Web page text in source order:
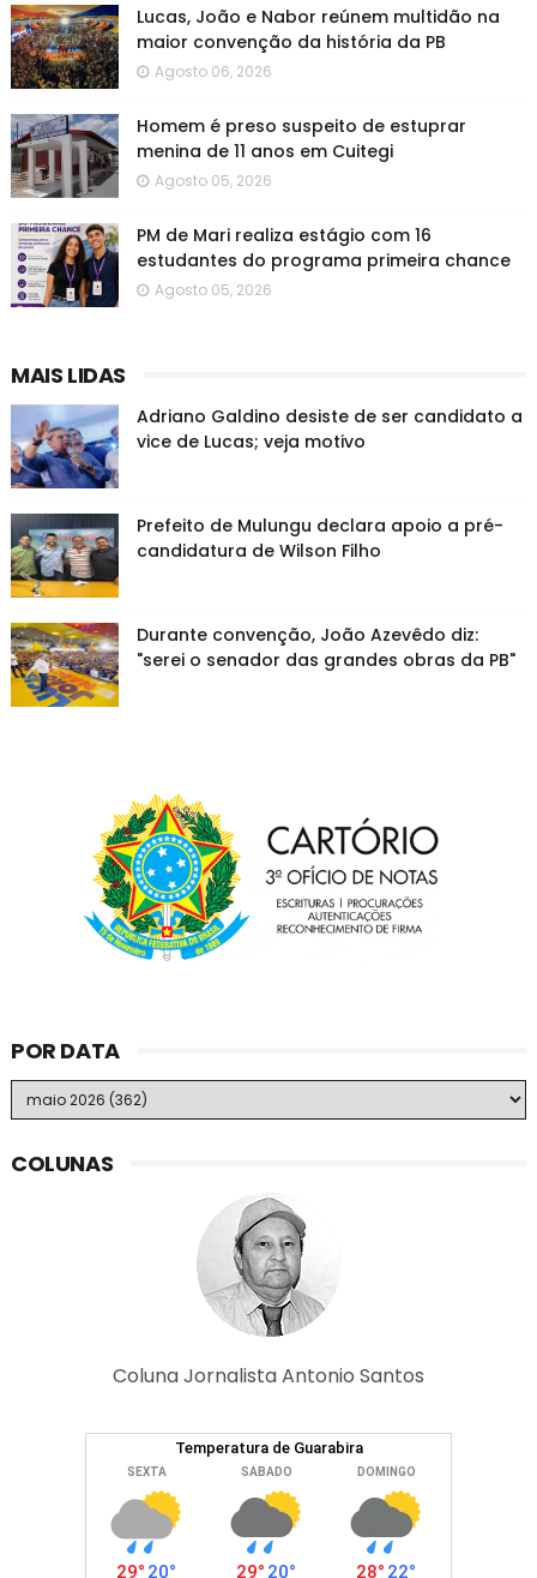
Lucas, João e Nabor reúnem multidão na
maior convenção da história da PB
Agosto 06, 2026
Homem é preso suspeito de estuprar
menina de 11 anos em Cuitegi
Agosto 05, 2026
PM de Mari realiza estágio com 16
estudantes do programa primeira chance
Agosto 05, 2026
MAIS LIDAS
Adriano Galdino desiste de ser candidato a
vice de Lucas; veja motivo
Prefeito de Mulungu declara apoio a pré-
candidatura de Wilson Filho
Durante convenção, João Azevêdo diz:
"serei o senador das grandes obras da PB"
POR DATA
COLUNAS
Coluna Jornalista Antonio Santos